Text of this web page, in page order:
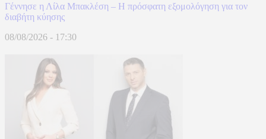
Γέννησε η Λίλα Μπακλέση – Η πρόσφατη εξομολόγηση για τον
διαβήτη κύησης
08/08/2026 - 17:30